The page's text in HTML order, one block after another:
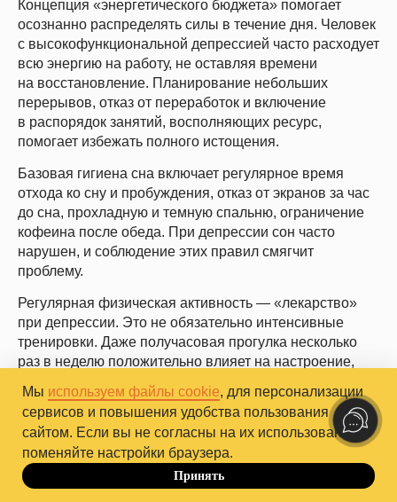
Концепция «энергетического бюджета» помогает
осознанно распределять силы в течение дня. Человек
с высокофункциональной депрессией часто расходует
всю энергию на работу, не оставляя времени
на восстановление. Планирование небольших
перерывов, отказ от переработок и включение
в распорядок занятий, восполняющих ресурс,
помогает избежать полного истощения.
Базовая гигиена сна включает регулярное время
отхода ко сну и пробуждения, отказ от экранов за час
до сна, прохладную и темную спальню, ограничение
кофеина после обеда. При депрессии сон часто
нарушен, и соблюдение этих правил смягчит
проблему.
Регулярная физическая активность — «лекарство»
при депрессии. Это не обязательно интенсивные
тренировки. Даже получасовая прогулка несколько
раз в неделю положительно влияет на настроение,
«сжигается» гормон стресса кортизол
и вырабатываются гормоны счастья эндорфины.
Как объяснить свое состояние
Мы используем файлы cookie, для персонализации
сервисов и повышения удобства пользования
сайтом. Если вы не согласны на их использование,
поменяйте настройки браузера.
Принять
До 10.10